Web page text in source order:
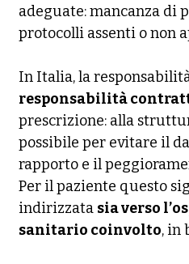
adeguate: mancanza di
protocolli assenti o non
In Italia, la
responsabilità
prescrizione: alla
possibile per evitare il
rapporto e il
Per il paziente questo
indirizzata sia verso
sanitario coinvolto, in